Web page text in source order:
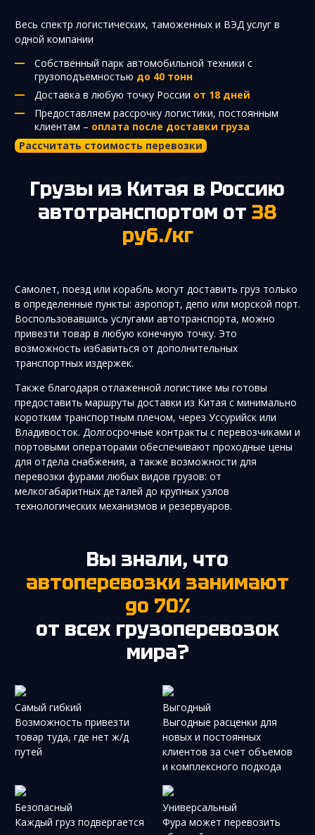
Весь спектр логистических, таможенных и ВЭД услуг в
одной компании
Собственный парк автомобильной техники с
грузоподъемностью до 40 тонн
Доставка в любую точку России от 18 дней
Предоставляем рассрочку логистики, постоянным
клиентам – оплата после доставки груза
Рассчитать стоимость перевозки
Грузы из Китая в Россию
автотранспортом от 38
руб./кг
Самолет, поезд или корабль могут доставить груз только
в определенные пункты: аэропорт, депо или морской порт.
Воспользовавшись услугами автотранспорта, можно
привезти товар в любую конечную точку. Это
возможность избавиться от дополнительных
транспортных издержек.
Также благодаря отлаженной логистике мы готовы
предоставить маршруты доставки из Китая с минимально
коротким транспортным плечом, через Уссурийск или
Владивосток. Долгосрочные контракты с перевозчиками и
портовыми операторами обеспечивают проходные цены
для отдела снабжения, а также возможности для
перевозки фурами любых видов грузов: от
мелкогабаритных деталей до крупных узлов
технологических механизмов и резервуаров.
Вы знали, что
автоперевозки занимают
до 70%
от всех грузоперевозок
мира?
Самый гибкий
Возможность привезти
товар туда, где нет ж/д
путей
Выгодный
Выгодные расценки для
новых и постоянных
клиентов за счет объемов
и комплексного подхода
Безопасный
Каждый груз подвергается
Универсальный
Фура может перевозить